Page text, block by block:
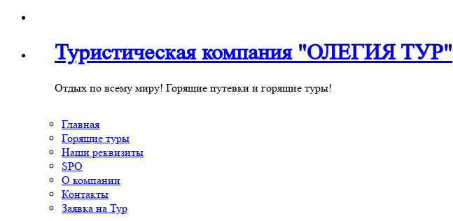
Туристическая компания "ОЛЕГИЯ ТУР"
Отдых по всему миру! Горящие путевки и горящие туры!
Главная
Горящие туры
Наши реквизиты
SPO
О компании
Контакты
Заявка на Тур